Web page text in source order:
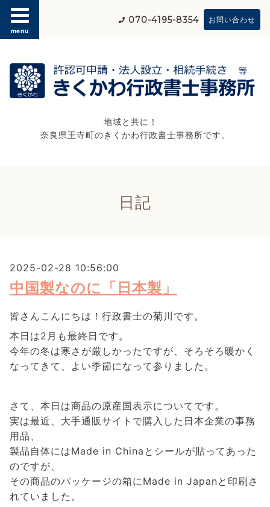
menu
070-4195-8354 お問い合わせ
地域と共に！
奈良県王寺町のきくかわ行政書士事務所です。
日記
2025-02-28 10:56:00
中国製なのに「日本製」
皆さんこんにちは！行政書士の菊川です。
本日は2月も最終日です。
今年の冬は寒さが厳しかったですが、そろそろ暖かく
なってきて、よい季節になって参りました。
さて、本日は商品の原産国表示についてです。
実は最近、大手通販サイトで購入した日本企業の事務
用品、
製品自体にはMade in Chinaとシールが貼ってあった
のですが、
その商品のパッケージの箱にMade in Japanと印刷さ
れていました。